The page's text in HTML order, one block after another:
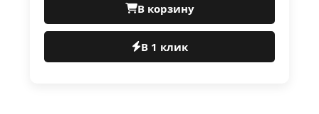
В корзину
В 1 клик